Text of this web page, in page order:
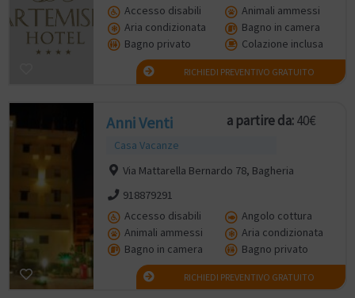
Accesso disabili
Animali ammessi
Aria condizionata
Bagno in camera
Bagno privato
Colazione inclusa
RICHIEDI PREVENTIVO GRATUITO
Anni Venti
Casa Vacanze
a partire da:40€
Via Mattarella Bernardo 78, Bagheria
918879291
Accesso disabili
Angolo cottura
Animali ammessi
Aria condizionata
Bagno in camera
Bagno privato
RICHIEDI PREVENTIVO GRATUITO